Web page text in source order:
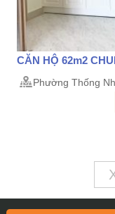
CĂN HỘ 62m2
Phường Thống